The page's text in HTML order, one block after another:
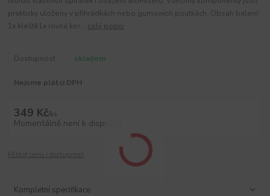
prakticky uloženy v přihrádkách nebo gumových poutkách. Obsah balení:
1x kleště1x rovná ker... celý popis
Dostupnost skladem
Nejsme plátci DPH
349 Kč/ks
Momentálně není k dispozici
Kompletní specifikace